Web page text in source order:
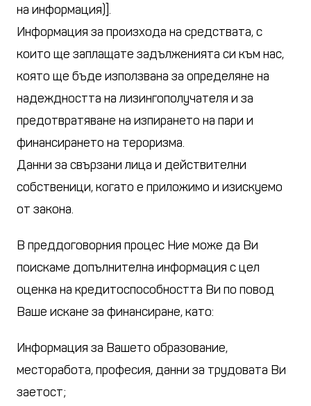
на информация)].
Информация за произхода на средствата, с
които ще заплащате задълженията си към нас,
която ще бъде използвана за определяне на
надеждността на лизингополучателя и за
предотвратяване на изпирането на пари и
финансирането на тероризма.
Данни за свързани лица и действителни
собственици, когато е приложимо и изискуемо
от закона.
В преддоговорния процес Ние може да Ви
поискаме допълнителна информация с цел
оценка на кредитоспособността Ви по повод
Ваше искане за финансиране, като:
Информация за Вашето образование,
месторабота, професия, данни за трудовата Ви
заетост;